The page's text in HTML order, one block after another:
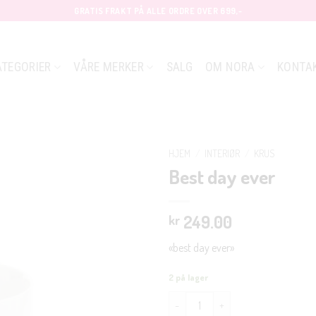
Best day ever
kr 249.00
«best day ever»
2 på lager
Best day ever antall